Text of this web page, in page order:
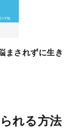
まされずに生き
れる方法